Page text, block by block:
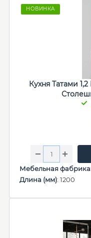
НОВИНКА
Кухня Татами
Мебельная фабрика:
Длина (мм): 1200